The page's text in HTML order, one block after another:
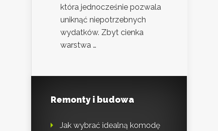
która jednocześnie pozwala
uniknąć niepotrzebnych
wydatków. Zbyt cienka
warstwa …
Remonty i budowa
Jak wybrać idealną komodę